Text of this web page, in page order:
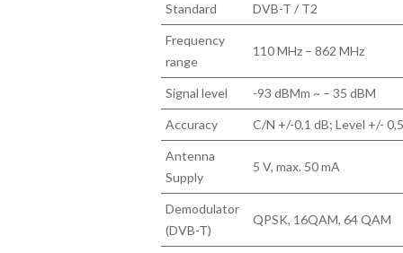
Standard DVB-T / T2
Frequency
range
110 MHz – 862 MHz
Signal level -93 dBMm ~ – 35 dBM
Accuracy C/N +/-0,1 dB; Level +/-
Antenna
Supply
5 V, max. 50 mA
Demodulator
(DVB-T)
QPSK, 16QAM, 64 QAM